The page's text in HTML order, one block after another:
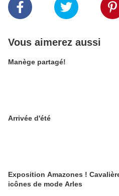
Vous aimerez aussi
Manège partagé!
Arrivée d'été
Exposition Amazones !
icônes de mode Arles